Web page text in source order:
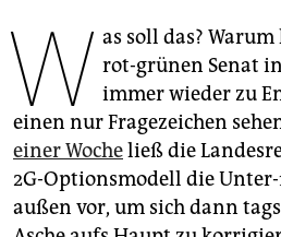
unterstützen
abo
genossenschaft
epaper login
W as soll das?
rot-grünen Senat
immer wieder zu
einen nur Fragezeichen
einer Wocheließ die
2G-Optionsmodell die
außen vor, um sich dann